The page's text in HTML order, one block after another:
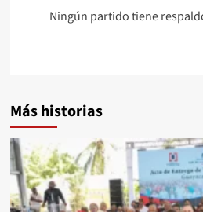
Ningún partido tiene
Más historias